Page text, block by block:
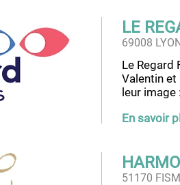
LE
69008
Le Regard
Valentin et
leur image
En savoir
51170